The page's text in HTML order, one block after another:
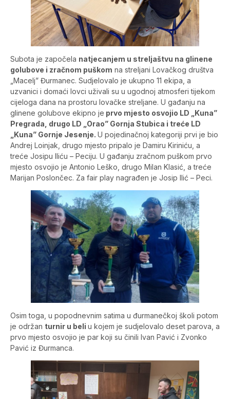
Subota je započela natjecanjem u streljaštvu na glinene
golubove i zračnom puškom na streljani Lovačkog društva
„Macelj” Đurmanec. Sudjelovalo je ukupno 11 ekipa, a
uzvanici i domaći lovci uživali su u ugodnoj atmosferi tijekom
cijeloga dana na prostoru lovačke streljane. U gađanju na
glinene golubove ekipno je prvo mjesto osvojio LD „Kuna”
Pregrada, drugo LD „Orao” Gornja Stubica i treće LD
„Kuna” Gornje Jesenje. U pojedinačnoj kategoriji prvi je bio
Andrej Loinjak, drugo mjesto pripalo je Damiru Kiriniću, a
treće Josipu Iliću – Peciju. U gađanju zračnom puškom prvo
mjesto osvojio je Antonio Leško, drugo Milan Klasić, a treće
Marijan Poslončec. Za fair play nagrađen je Josip Ilić – Peci.
Osim toga, u popodnevnim satima u đurmanečkoj školi potom
je održan turnir u beli u kojem je sudjelovalo deset parova, a
prvo mjesto osvojio je par koji su činili Ivan Pavić i Zvonko
Pavić iz Đurmanca.